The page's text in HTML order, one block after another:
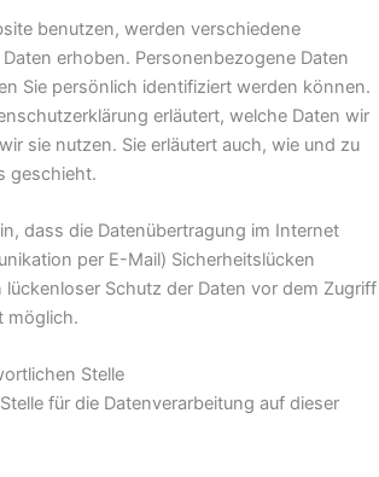
benutzen, werden verschiedene
erhoben. Personenbezogene Daten
Sie persönlich identifiziert werden können.
erläutert, welche Daten wir
sie nutzen. Sie erläutert auch, wie und zu
geschieht.
dass die Datenübertragung im Internet
per E-Mail) Sicherheitslücken
lückenloser Schutz der Daten vor dem Zugriff
möglich.
Stelle
für die Datenverarbeitung auf dieser